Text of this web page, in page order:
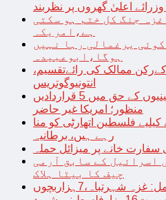
اعلیٰ گھروں پر نظربند
جنگ کل ختم ہو سکتی
ہے،امریکہ
یرغمالی رہا نہیں
ہوگا،ابوعبیدہ
ممالک کی رائےتقسیم،
انتونیوگوتریس
اقوام متحدہ میں فلسطینیوں کے حق میں 5 قراردادیں
منظور؛ امریکا غیر حاضر
فلسطین اتھارٹی کو منا
رہے ہیں، برطانیہ
خانے پر میزائل حملہ
اسرائیل کے سابق آرمی
چیف کا بیٹا ہلاک
حماس اسرائیل جنگ،2ماہ مکمل: غزہ شہرتباہ،7ہزاربچوں